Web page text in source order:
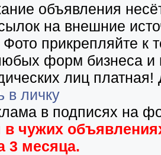
объявления
на внешние
прикрепляйте к
форм бизнеса и
лиц
в личку
в подписях на
чужих
3 месяца.